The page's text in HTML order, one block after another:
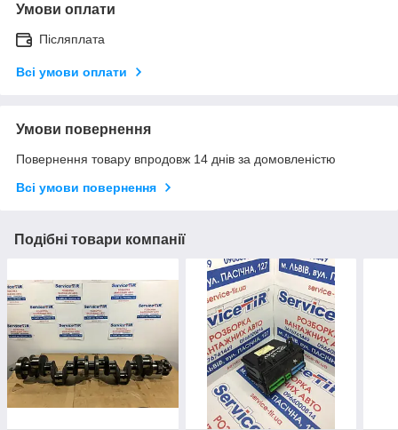
Умови оплати
Післяплата
Всі умови оплати
Умови повернення
Повернення товару впродовж 14 днів за домовленістю
Всі умови повернення
Подібні товари компанії